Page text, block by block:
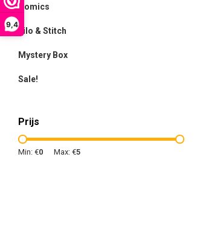
9,4
Comics
Lilo & Stitch
Mystery Box
Sale!
Prijs
Min: €0 Max: €5